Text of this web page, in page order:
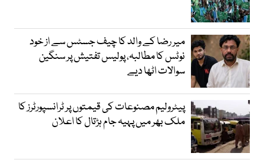
میر رضا کے والد کا چیف جسٹس سے از خود
نوٹس کا مطالبہ، پولیس تفتیش پر سنگین
سوالات اٹھا دیے
پیٹرولیم مصنوعات کی قیمتوں پر ٹرانسپورٹرز کا
ملک بھر میں پہیہ جام ہڑتال کا اعلان